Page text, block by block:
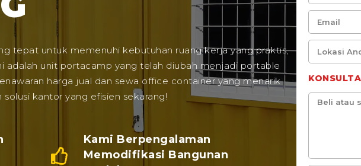
tepat untuk memenuhi kebutuhan ruang kerja yang praktis,
adalah unit portacamp yang telah diubah menjadi portable
harga jual dan sewa office container yang menarik
kantor yang efisien sekarang!
Kami Berpengalaman
Memodifikasi Bangunan